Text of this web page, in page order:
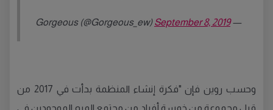
— Gorgeous (@Gorgeous_ew)
September 8, 2019
وحسب روين فإن "فكرة إنشاء المنظمة بدأت في 2017 من